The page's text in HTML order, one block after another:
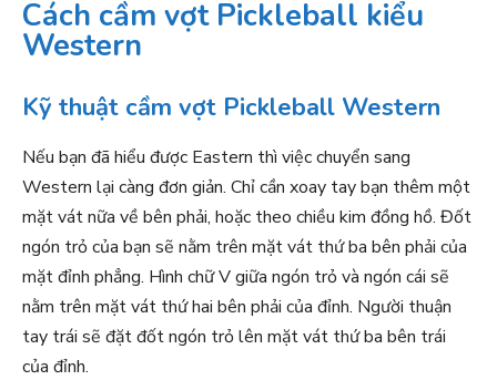
Cách cầm vợt Pickleball kiểu
Western
Kỹ thuật cầm vợt Pickleball Western
Nếu bạn đã hiểu được Eastern thì việc chuyển sang
Western lại càng đơn giản. Chỉ cần xoay tay bạn thêm một
mặt vát nữa về bên phải, hoặc theo chiều kim đồng hồ. Đốt
ngón trỏ của bạn sẽ nằm trên mặt vát thứ ba bên phải của
mặt đỉnh phẳng. Hình chữ V giữa ngón trỏ và ngón cái sẽ
nằm trên mặt vát thứ hai bên phải của đỉnh. Người thuận
tay trái sẽ đặt đốt ngón trỏ lên mặt vát thứ ba bên trái
của đỉnh.